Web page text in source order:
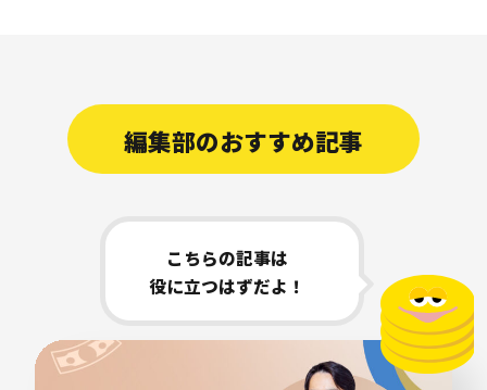
こちらの記事は
役に立つはずだよ！
編集部のおすすめ記事